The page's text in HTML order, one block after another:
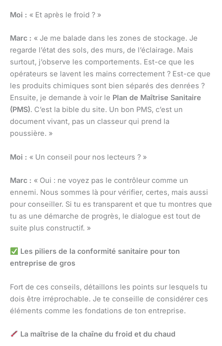
Moi : « Et après le froid ? »
Marc : « Je me balade dans les zones de stockage. Je
regarde l’état des sols, des murs, de l’éclairage. Mais
surtout, j’observe les comportements. Est-ce que les
opérateurs se lavent les mains correctement ? Est-ce que
les produits chimiques sont bien séparés des denrées ?
Ensuite, je demande à voir le Plan de Maîtrise Sanitaire
(PMS). C’est la bible du site. Un bon PMS, c’est un
document vivant, pas un classeur qui prend la
poussière. »
Moi : « Un conseil pour nos lecteurs ? »
Marc : « Oui : ne voyez pas le contrôleur comme un
ennemi. Nous sommes là pour vérifier, certes, mais aussi
pour conseiller. Si tu es transparent et que tu montres que
tu as une démarche de progrès, le dialogue est tout de
suite plus constructif. »
Les piliers de la conformité sanitaire pour ton
entreprise de gros
Fort de ces conseils, détaillons les points sur lesquels tu
dois être irréprochable. Je te conseille de considérer ces
éléments comme les fondations de ton entreprise.
La maîtrise de la chaîne du froid et du chaud